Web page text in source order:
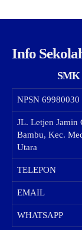
Info
SMK
NPSN 69980030
JL. Letjen Jamin
Bambu, Kec.
Utara
TELEPON
EMAIL
WHATSAPP